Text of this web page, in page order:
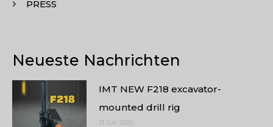
PRESS
Neueste Nachrichten
IMT NEW F218 excavator-
mounted drill rig
13 Juli 2025